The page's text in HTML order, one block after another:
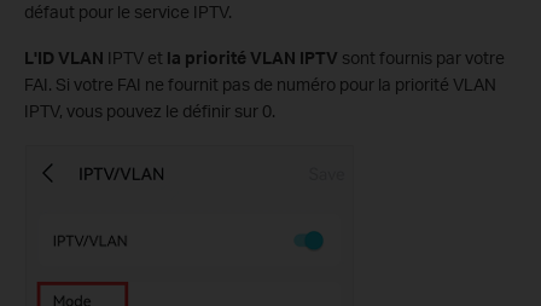
défaut pour le service IPTV.
L'ID VLAN IPTV et la priorité VLAN IPTV sont fournis par votre
FAI. Si votre FAI ne fournit pas de numéro pour la priorité VLAN
IPTV, vous pouvez le définir sur 0.